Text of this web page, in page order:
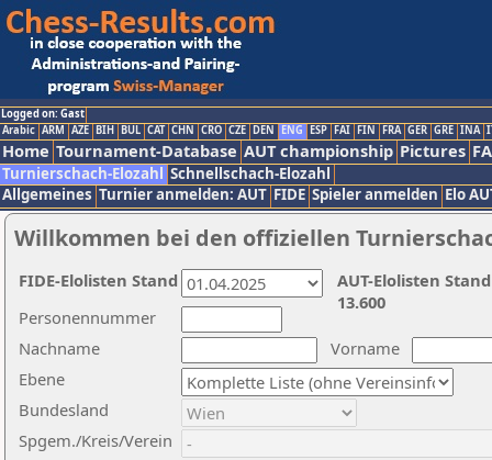
Logged on: Gast
Arabic ARM AZE BIH BUL CAT CHN CRO CZE DEN ENG ESP FAI FIN FRA GER GRE INA
Home Tournament-Database AUT championship Pictures
Turnierschach-Elozahl Schnellschach-Elozahl
Allgemeines Turnier anmelden: AUT FIDE Spieler anmelden Elo
Willkommen bei den offiziellen
Nachname
Vorname
Ebene
Personennummer
Bundesland
Spgem./Kreis/Verein
AUT-Elolisten
13.600
FIDE-Elolisten Stand